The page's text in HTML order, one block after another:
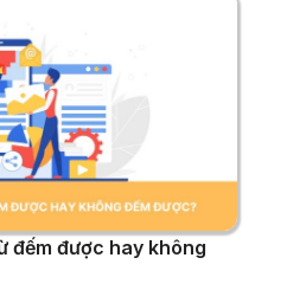
đếm được hay không